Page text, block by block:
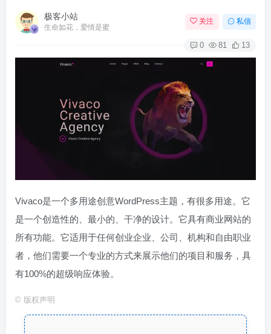
极客小站
生命如花，爱情是蜜
关注 私信
0 81 13
Vivaco是一个多用途创意WordPress主题，有很多用途。它
是一个创造性的、最小的、干净的设计。它具有商业网站的
所有功能。它适用于任何创业企业、公司、机构和自由职业
者，他们需要一个专业的方式来展示他们的项目和服务，具
有100%的超级响应体验。
© 版权声明